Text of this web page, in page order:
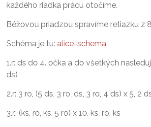
každého riadka prácu otočíme.
Béžovou priadzou spravíme retiazku z
Schéma je tu: alice-schema
1.r: ds do 4. očka a do všetkých
ds)
2.r: 3 ro, (5 ds, 3 ro, ds, 3 ro, 4 ds) x 5, 2
3.r.: (ks, ro, ks, 5 ro) x 10, ks, ro, ks